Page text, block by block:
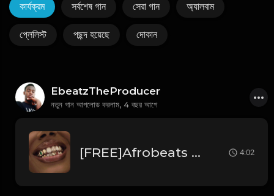
কার্যক্রম সর্বশেষ গান সেরা গান অ্যালবাম
প্লেলিস্ট পছন্দ হয়েছে দোকান
EbeatzTheProducer
নতুন গান আপলোড করলাম, 4 বছর আগে
[FREE]Afrobeats x ArrDee,Davido,Yung Bleu"Smile"(Prod:Ebeatz Jahproducer) 4:02